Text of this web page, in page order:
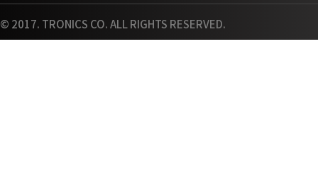
© 2017. TRONICS CO. ALL RIGHTS RESERVED.